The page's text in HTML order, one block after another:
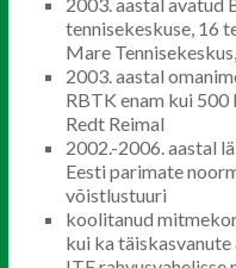
tennisekeskuse, 16
Mare
2003. aastal
RBTK enam kui 500
Redt Reimal
2002.-2006. aastal
Eesti parimate
võistlustuuri
koolitanud
kui ka täiskasvanute